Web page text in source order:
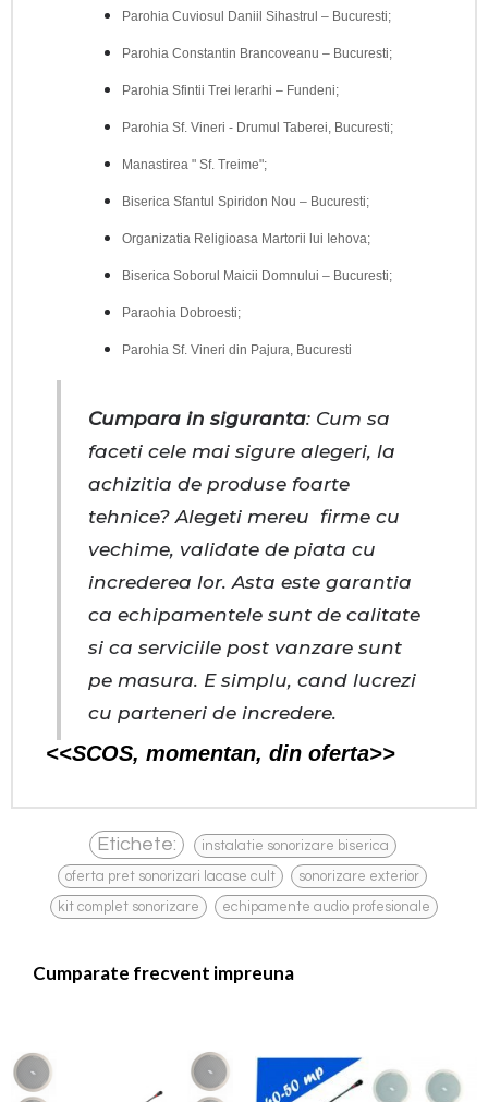
Parohia Cuviosul Daniil Sihastrul – Bucuresti;
Parohia Constantin Brancoveanu – Bucuresti;
Parohia Sfintii Trei Ierarhi – Fundeni;
Parohia Sf. Vineri - Drumul Taberei, Bucuresti;
Manastirea " Sf. Treime";
Biserica Sfantul Spiridon Nou – Bucuresti;
Organizatia Religioasa Martorii lui Iehova;
Biserica Soborul Maicii Domnului – Bucuresti;
Paraohia Dobroesti;
Parohia Sf. Vineri din Pajura, Bucuresti
Cumpara in siguranta: Cum sa
faceti cele mai sigure alegeri, la
achizitia de produse foarte
tehnice? Alegeti mereu firme cu
vechime, validate de piata cu
increderea lor. Asta este garantia
ca echipamentele sunt de calitate
si ca serviciile post vanzare sunt
pe masura. E simplu, cand lucrezi
cu parteneri de incredere.
<<SCOS, momentan, din oferta>>
Etichete: instalatie sonorizare biserica ,
oferta pret sonorizari lacase cult sonorizare exterior
kit complet sonorizare echipamente audio profesionale
Cumparate frecvent impreuna